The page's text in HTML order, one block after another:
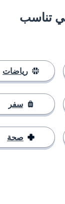
تناسب
رياضات
سفر
صحة